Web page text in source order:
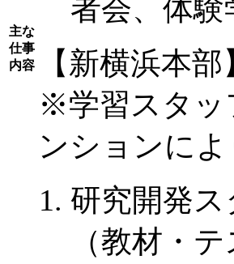
主な
仕事
内容
者会、体
【新横浜本部
※学習スタッ
ンションに
研究開発ス
（教材・